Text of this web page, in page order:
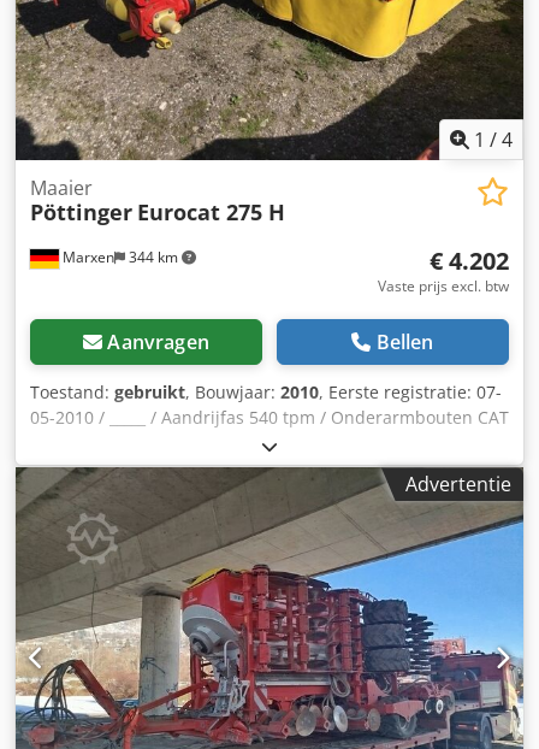
1 /4
Marxen 344 km
Maaier
Pöttinger Eurocat 275 H
€ 4.202
Vaste prijs excl. btw
Aanvragen Bellen
Toestand: gebruikt, Bouwjaar: 2010, Eerste registratie: 07-
05-2010 / _____ / Aandrijfas 540 tpm / Onderarmbouten CAT
II / Hydraulische terugzwaai / Aandrijftoerental 540 tpm /
Trommelmaaier met middenophanging / Dedpfx Afjqrruxe
Sock
Advertentie